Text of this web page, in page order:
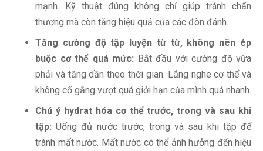
mạnh. Kỹ thuật đúng không chỉ giúp tránh chấn
thương mà còn tăng hiệu quả của các đòn đánh.
Tăng cường độ tập luyện từ từ, không nên ép
buộc cơ thể quá mức: Bắt đầu với cường độ vừa
phải và tăng dần theo thời gian. Lắng nghe cơ thể và
không cố gắng vượt quá giới hạn của mình quá nhanh.
Chú ý hydrat hóa cơ thể trước, trong và sau khi
tập: Uống đủ nước trước, trong và sau khi tập để
tránh mất nước. Mất nước có thể ảnh hưởng đến hiệu